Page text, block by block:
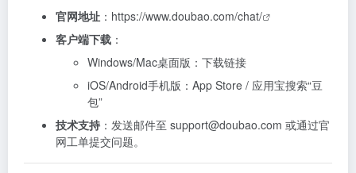
官网地址 ： https://www.doubao.com/chat/
客户端下载 ：
Windows/Mac桌面版： 下载链接
iOS/Android手机版：App Store / 应用宝搜索“豆
包”
技术支持 ：发送邮件至 support@doubao.com 或通过官
网工单提交问题。